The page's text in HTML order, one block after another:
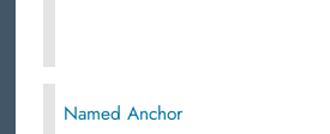
Named Anchor